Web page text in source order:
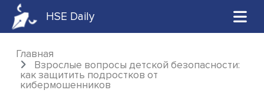
HSE Daily
Главная
Взрослые вопросы детской
как защитить подростков от